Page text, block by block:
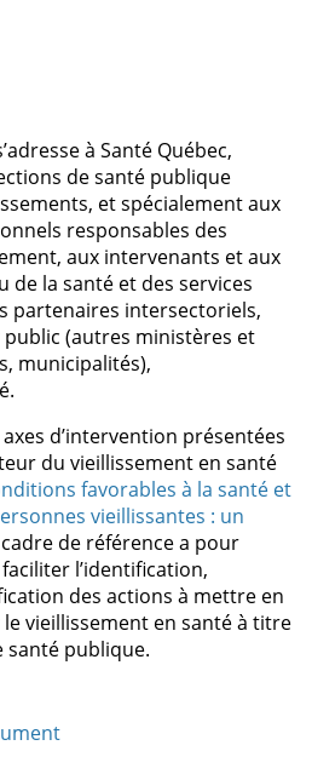
à Santé Québec,
de santé publique
et spécialement aux
responsables des
aux intervenants et aux
de la santé et des services
partenaires intersectoriels,
(autres ministères et
municipalités),
d’intervention présentées
du vieillissement en santé
favorables à la santé et
vieillissantes : un
cadre de référence a pour
l’identification,
des actions à mettre en
vieillissement en santé à titre
publique.